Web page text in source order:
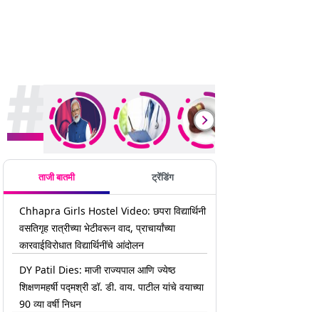
ताजी बातमी ट्रेंडिंग
Chhapra Girls Hostel Video: छपरा विद्यार्थिनी
वसतिगृह रात्रीच्या भेटीवरून वाद, प्राचार्यांच्या
कारवाईविरोधात विद्यार्थिनींचे आंदोलन
DY Patil Dies: माजी राज्यपाल आणि ज्येष्ठ
शिक्षणमहर्षी पद्मश्री डॉ. डी. वाय. पाटील यांचे वयाच्या
90 व्या वर्षी निधन